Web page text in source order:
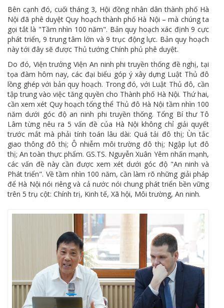
Bên cạnh đó, cuối tháng 3, Hội đồng nhân dân thành phố Hà
Nội đã phê duyệt Quy hoạch thành phố Hà Nội – mà chúng ta
gọi tắt là "Tầm nhìn 100 năm". Bản quy hoạch xác định 9 cực
phát triển, 9 trung tâm lớn và 9 trục động lực. Bản quy hoạch
này tới đây sẽ được Thủ tướng Chính phủ phê duyệt.
Do đó, Viện trưởng Viện An ninh phi truyền thống đề nghị, tại
tọa đàm hôm nay, các đại biểu góp ý xây dựng Luật Thủ đô
lồng ghép với bản quy hoạch. Trong đó, với Luật Thủ đô, cần
tập trung vào việc tăng quyền cho Thành phố Hà Nội. Thứ hai,
cần xem xét Quy hoạch tổng thể Thủ đô Hà Nội tầm nhìn 100
năm dưới góc độ an ninh phi truyền thống. Tổng Bí thư Tô
Lâm từng nêu ra 5 vấn đề của Hà Nội không chỉ giải quyết
trước mắt mà phải tính toán lâu dài: Quá tải đô thị; Ùn tắc
giao thông đô thị; Ô nhiễm môi trường đô thị; Ngập lụt đô
thị; An toàn thực phẩm. GS.TS. Nguyễn Xuân Yêm nhấn mạnh,
các vấn đề này cần được xem xét dưới góc độ "An ninh và
Phát triển". Về tầm nhìn 100 năm, cần làm rõ những giải pháp
để Hà Nội nói riêng và cả nước nói chung phát triển bền vững
trên 5 trụ cột: Chính trị, Kinh tế, Xã hội, Môi trường, An ninh.